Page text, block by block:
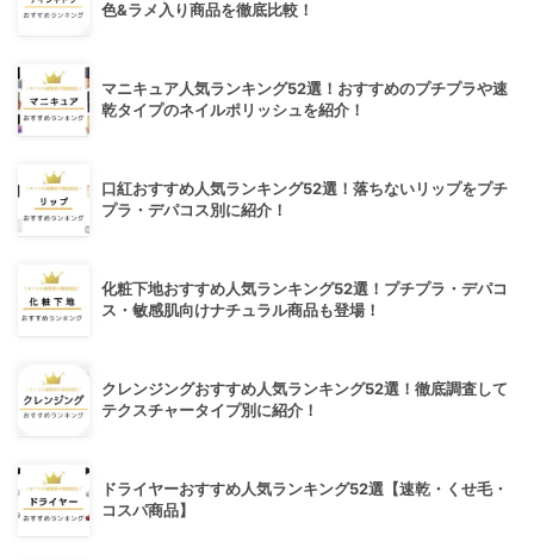
色&ラメ入り商品を徹底比較！
マニキュア人気ランキング52選！おすすめのプチプラや速
乾タイプのネイルポリッシュを紹介！
口紅おすすめ人気ランキング52選！落ちないリップをプチ
プラ・デパコス別に紹介！
化粧下地おすすめ人気ランキング52選！プチプラ・デパコ
ス・敏感肌向けナチュラル商品も登場！
クレンジングおすすめ人気ランキング52選！徹底調査して
テクスチャータイプ別に紹介！
ドライヤーおすすめ人気ランキング52選【速乾・くせ毛・
コスパ商品】